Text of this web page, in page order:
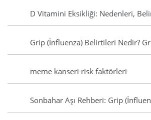
D Vitamini Eksikliği: Nedenleri,
Grip (İnfluenza) Belirtileri Nedir?
meme kanseri risk faktörleri
Sonbahar Aşı Rehberi: Grip